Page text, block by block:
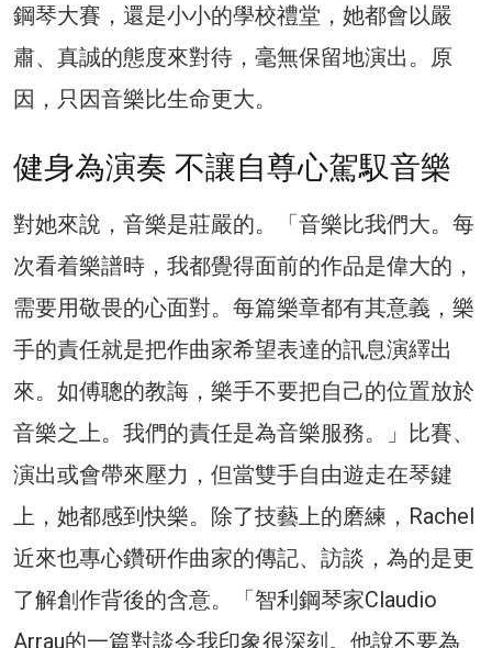
鋼琴大賽，還是小小的學校禮堂，她都會以嚴
肅、真誠的態度來對待，毫無保留地演出。原
因，只因音樂比生命更大。
健身為演奏 不讓自尊心駕馭音樂
對她來說，音樂是莊嚴的。「音樂比我們大。每
次看着樂譜時，我都覺得面前的作品是偉大的，
需要用敬畏的心面對。每篇樂章都有其意義，樂
手的責任就是把作曲家希望表達的訊息演繹出
來。如傅聰的教誨，樂手不要把自己的位置放於
音樂之上。我們的責任是為音樂服務。」比賽、
演出或會帶來壓力，但當雙手自由遊走在琴鍵
上，她都感到快樂。除了技藝上的磨練，Rachel
近來也專心鑽研作曲家的傳記、訪談，為的是更
了解創作背後的含意。「智利鋼琴家Claudio
Arrau的一篇對談令我印象很深刻。他說不要為